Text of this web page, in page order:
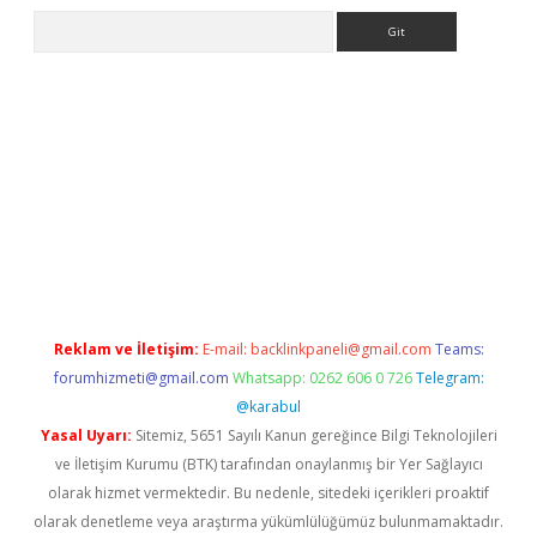
Reklam ve İletişim: E-mail: backlinkpaneli@gmail.com Teams:
forumhizmeti@gmail.com Whatsapp: 0262 606 0 726 Telegram:
@karabul
Yasal Uyarı: Sitemiz, 5651 Sayılı Kanun gereğince Bilgi Teknolojileri
ve İletişim Kurumu (BTK) tarafından onaylanmış bir Yer Sağlayıcı
olarak hizmet vermektedir. Bu nedenle, sitedeki içerikleri proaktif
olarak denetleme veya araştırma yükümlülüğümüz bulunmamaktadır.